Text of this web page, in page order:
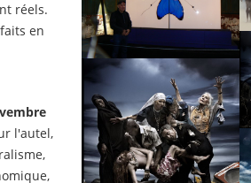
réels.
en
l'autel,